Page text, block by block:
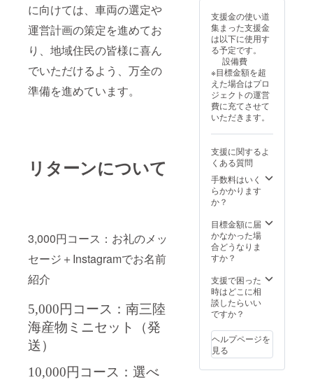
に向けては、車両の選定や
運営計画の策定を進めてお
り、地域住民の皆様に喜ん
でいただけるよう、万全の
準備を進めています。
リターンについて
3,000円コース：お礼のメッ
セージ＋Instagramでお名前
紹介
5,000円コース：南三陸
海産物ミニセット（発
送）
10,000円コース：選べ
支援金の使い道
集まった支援金
は以下に使用す
る予定です。
設備費
※目標金額を超
えた場合はプロ
ジェクトの運営
費に充てさせて
いただきます。
支援に関するよ
くある質問
手数料はいく
らかかります
か？
目標金額に届
かなかった場
合どうなりま
すか？
支援で困った
時はどこに相
談したらいい
ですか？
ヘルプページを
見る